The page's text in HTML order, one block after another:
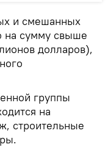
и смешанных
на сумму свыше
долларов),
группы
на
строительные